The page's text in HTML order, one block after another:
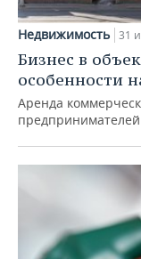
Недвижимость 31
Бизнес в
особенности
Аренда
предпринимателей